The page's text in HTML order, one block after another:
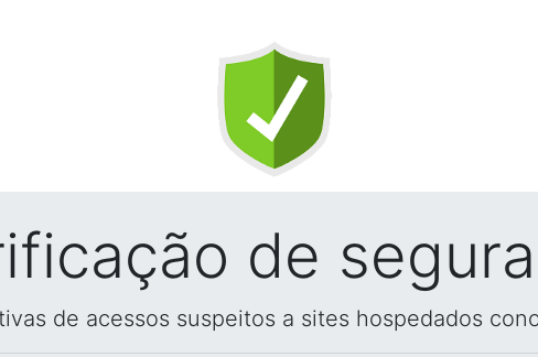
de
de acessos suspeitos a sites hospedados